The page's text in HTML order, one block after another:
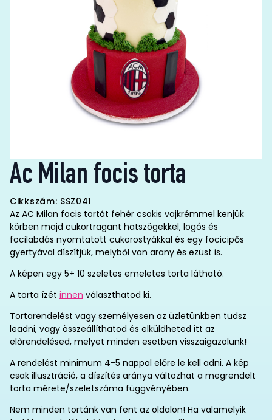
Ac Milan focis torta
Cikkszám: SSZ041
Az AC Milan focis tortát fehér csokis vajkrémmel kenjük
körben majd cukortragant hatszögekkel, logós és
focilabdás nyomtatott cukorostyákkal és egy focicipős
gyertyával díszítjük, melyből van arany és ezüst is.
A képen egy 5+ 10 szeletes emeletes torta látható.
A torta ízét innen választhatod ki.
Tortarendelést vagy személyesen az üzletünkben tudsz
leadni, vagy összeállíthatod és elküldheted itt az
előrendelésed, melyet minden esetben visszaigazolunk!
A rendelést minimum 4-5 nappal előre le kell adni. A kép
csak illusztráció, a díszítés aránya változhat a megrendelt
torta mérete/szeletszáma függvényében.
Nem minden tortánk van fent az oldalon! Ha valamelyik